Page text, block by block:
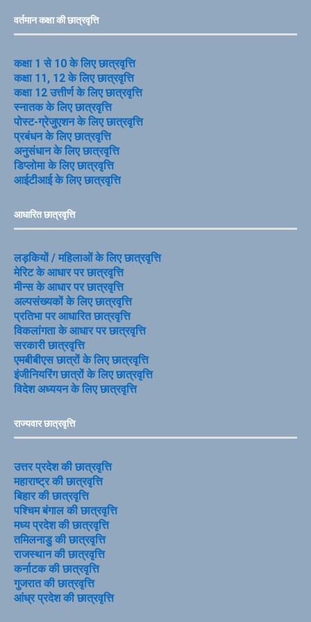
वर्तमान कक्षा की छात्रवृत्ति
कक्षा 1 से 10 के लिए छात्रवृत्ति
कक्षा 11, 12 के लिए छात्रवृत्ति
कक्षा 12 उत्तीर्ण के लिए छात्रवृत्ति
स्नातक के लिए छात्रवृत्ति
पोस्ट-ग्रेजुएशन के लिए छात्रवृत्ति
प्रबंधन के लिए छात्रवृत्ति
अनुसंधान के लिए छात्रवृत्ति
डिप्लोमा के लिए छात्रवृत्ति
आईटीआई के लिए छात्रवृत्ति
आधारित छात्रवृत्ति
लड़कियों / महिलाओं के लिए छात्रवृत्ति
मेरिट के आधार पर छात्रवृत्ति
मीन्स के आधार पर छात्रवृत्ति
अल्पसंख्यकों के लिए छात्रवृत्ति
प्रतिभा पर आधारित छात्रवृत्ति
विकलांगता के आधार पर छात्रवृत्ति
सरकारी छात्रवृत्ति
एमबीबीएस छात्रों के लिए छात्रवृत्ति
इंजीनियरिंग छात्रों के लिए छात्रवृत्ति
विदेश अध्ययन के लिए छात्रवृत्ति
राज्यवार छात्रवृत्ति
उत्तर प्रदेश की छात्रवृत्ति
महाराष्ट्र की छात्रवृत्ति
बिहार की छात्रवृत्ति
पश्चिम बंगाल की छात्रवृत्ति
मध्य प्रदेश की छात्रवृत्ति
तमिलनाडु की छात्रवृत्ति
राजस्थान की छात्रवृत्ति
कर्नाटक की छात्रवृत्ति
गुजरात की छात्रवृत्ति
आंध्र प्रदेश की छात्रवृत्ति